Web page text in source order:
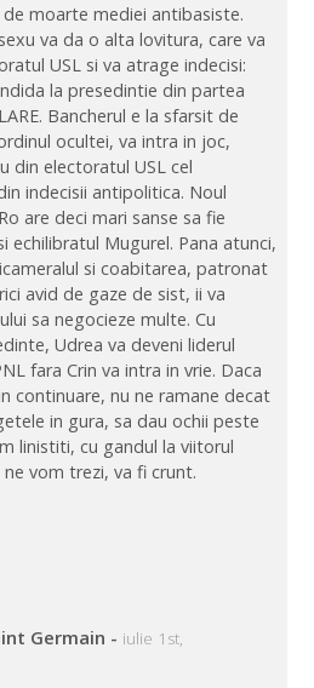
moarte mediei antibasiste.
va da o alta lovitura, care va
USL si va atrage indecisi:
la presedintie din partea
Bancherul e la sfarsit de
ocultei, va intra in joc,
din electoratul USL cel
indecisii antipolitica. Noul
are deci mari sanse sa fie
echilibratul Mugurel. Pana atunci,
si coabitarea, patronat
avid de gaze de sist, ii va
sa negocieze multe. Cu
Udrea va deveni liderul
fara Crin va intra in vrie. Daca
continuare, nu ne ramane decat
in gura, sa dau ochii peste
linistiti, cu gandul la viitorul
ne vom trezi, va fi crunt.
Germain - iulie 1st,